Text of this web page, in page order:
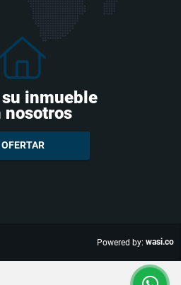
inmueble
nosotros
OFERTAR
Powered by: wasi.co